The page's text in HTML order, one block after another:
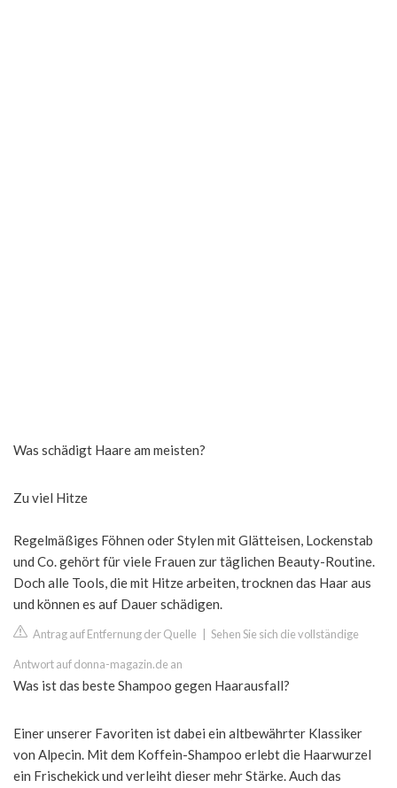
Was schädigt Haare am meisten?
Zu viel Hitze
Regelmäßiges Föhnen oder Stylen mit Glätteisen, Lockenstab
und Co. gehört für viele Frauen zur täglichen Beauty-Routine.
Doch alle Tools, die mit Hitze arbeiten, trocknen das Haar aus
und können es auf Dauer schädigen.
Antrag auf Entfernung der Quelle Sehen Sie sich die vollständige
Antwort auf donna-magazin.de an
Was ist das beste Shampoo gegen Haarausfall?
Einer unserer Favoriten ist dabei ein altbewährter Klassiker
von Alpecin. Mit dem Koffein-Shampoo erlebt die Haarwurzel
ein Frischekick und verleiht dieser mehr Stärke. Auch das